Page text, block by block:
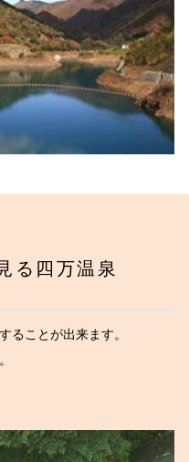
る四万温泉
ることが出来ます。